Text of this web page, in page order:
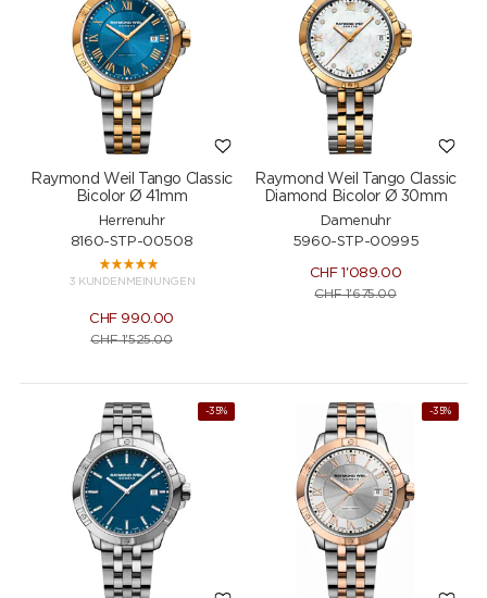
Raymond Weil Tango Classic
Bicolor Ø 41mm
Herrenuhr
8160-STP-00508
3 KUNDENMEINUNGEN
CHF 990.00
CHF1'525.00
Raymond Weil Tango Classic
Diamond Bicolor Ø 30mm
Damenuhr
5960-STP-00995
CHF 1'089.00
CHF1'675.00
-35% -35%